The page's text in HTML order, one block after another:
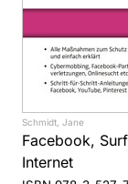
Schmidt, Jane
Facebook,
Internet